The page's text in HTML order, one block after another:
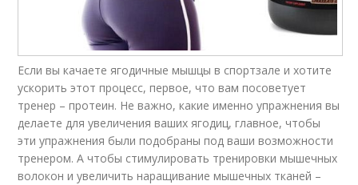
Если вы качаете ягодичные мышцы в спортзале и хотите
ускорить этот процесс, первое, что вам посоветует
тренер – протеин. Не важно, какие именно упражнения вы
делаете для увеличения ваших ягодиц, главное, чтобы
эти упражнения были подобраны под ваши возможности
тренером. А чтобы стимулировать тренировки мышечных
волокон и увеличить наращивание мышечных тканей –